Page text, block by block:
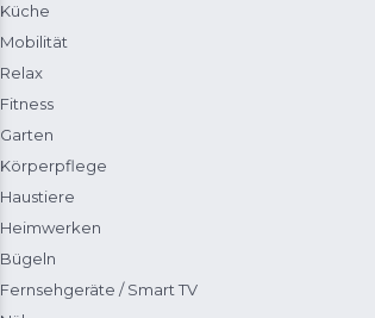
Küche
Mobilität
Relax
Fitness
Garten
Körperpflege
Haustiere
Heimwerken
Bügeln
Fernsehgeräte / Smart TV